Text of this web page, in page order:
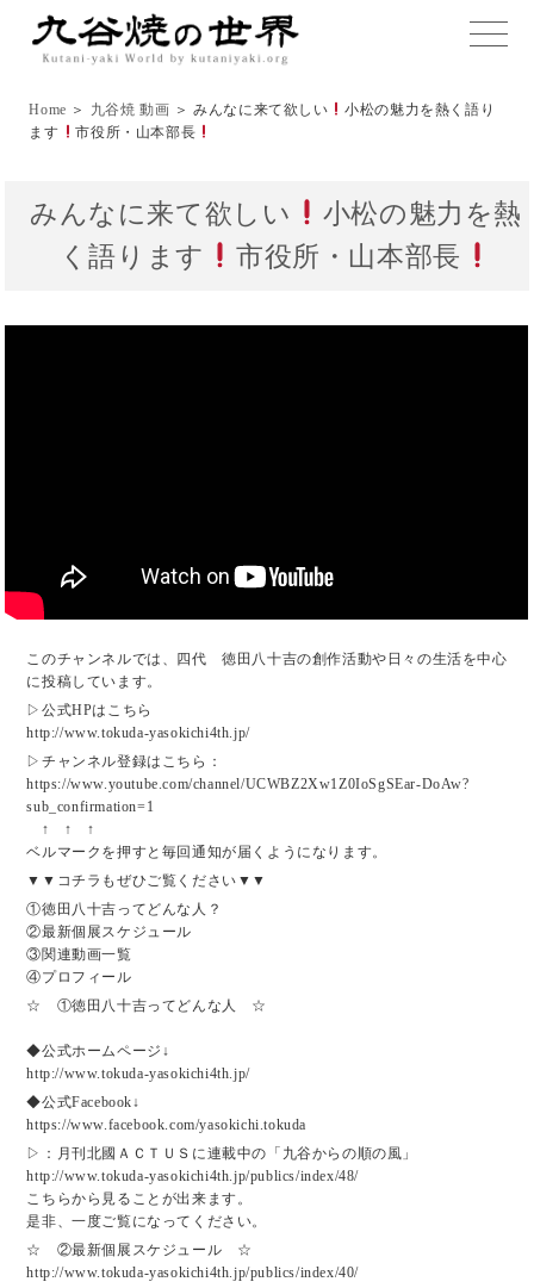
toggle
Home ＞ 九谷焼 動画 ＞ みんなに来て欲しい
小松の魅力を熱く語り
ます
市役所・山本部長
みんなに来て欲しい
小松の魅力を熱
く語ります
市役所・山本部長
このチャンネルでは、四代 徳田八十吉の創作活動や日々の生活を中心
に投稿しています。
▷公式HPはこちら
http://www.tokuda-yasokichi4th.jp/
▷チャンネル登録はこちら：
https://www.youtube.com/channel/UCWBZ2Xw1Z0IoSgSEar-DoAw?
sub_confirmation=1
↑ ↑ ↑
ベルマークを押すと毎回通知が届くようになります。
▼▼コチラもぜひご覧ください▼▼
①徳田八十吉ってどんな人？
②最新個展スケジュール
③関連動画一覧
④プロフィール
☆ ①徳田八十吉ってどんな人 ☆
◆公式ホームページ↓
http://www.tokuda-yasokichi4th.jp/
◆公式Facebook↓
https://www.facebook.com/yasokichi.tokuda
▷：月刊北國ＡＣＴＵＳに連載中の「九谷からの順の風」
http://www.tokuda-yasokichi4th.jp/publics/index/48/
こちらから見ることが出来ます。
是非、一度ご覧になってください。
☆ ②最新個展スケジュール ☆
http://www.tokuda-yasokichi4th.jp/publics/index/40/